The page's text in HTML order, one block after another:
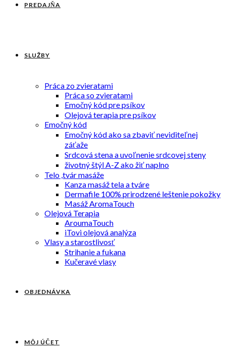
PREDAJŇA
SLUŽBY
Práca zo zvieratami
Práca so zvieratami
Emočný kód pre psíkov
Olejová terapia pre psíkov
Emočný kód
Emočný kód ako sa zbaviť neviditeľnej
záťaže
Srdcová stena a uvoľnenie srdcovej steny
životný štýl A-Z ako žiť naplno
Telo ,tvár masáže
Kanza masáž tela a tváre
Dermafile 100% prirodzené leštenie pokožky
Masáž AromaTouch
Olejová Terapia
AroumaTouch
iTovi olejová analýza
Vlasy a starostlivosť
Strihanie a fukana
Kučeravé vlasy
OBJEDNÁVKA
MÔJ ÚČET